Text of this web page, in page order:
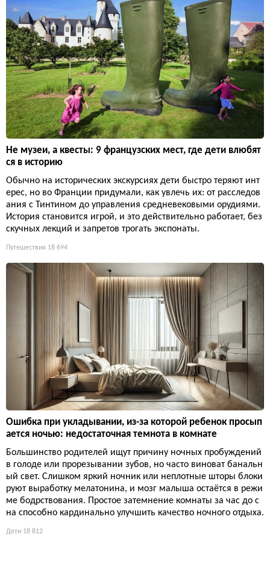
Не музеи, а квесты: 9 французских мест, где дети влюбят
ся в историю
Обычно на исторических экскурсиях дети быстро теряют инт
ерес, но во Франции придумали, как увлечь их: от расследов
ания с Тинтином до управления средневековыми орудиями.
История становится игрой, и это действительно работает, без
скучных лекций и запретов трогать экспонаты.
Путешествия 18 694
Ошибка при укладывании, из-за которой ребенок просып
ается ночью: недостаточная темнота в комнате
Большинство родителей ищут причину ночных пробуждений
в голоде или прорезывании зубов, но часто виноват банальн
ый свет. Слишком яркий ночник или неплотные шторы блоки
руют выработку мелатонина, и мозг малыша остаётся в режи
ме бодрствования. Простое затемнение комнаты за час до с
на способно кардинально улучшить качество ночного отдыха.
Дети 18 812